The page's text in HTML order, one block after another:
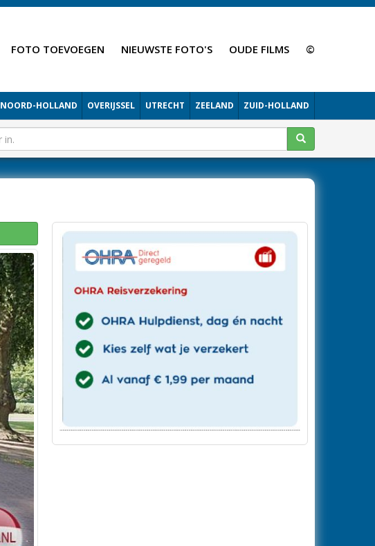
FOTO TOEVOEGEN NIEUWSTE FOTO'S OUDE FILMS ©
NOORD-HOLLAND OVERIJSSEL UTRECHT ZEELAND ZUID-HOLLAND